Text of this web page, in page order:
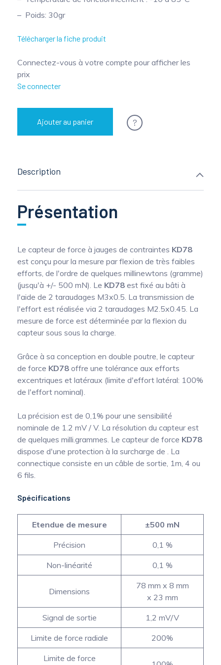
Poids: 30gr
Télécharger la fiche produit
Connectez-vous à votre compte pour afficher les
prix
Se connecter
Ajouter au panier ?
Description
Présentation
Le capteur de force à jauges de contraintes KD78
est conçu pour la mesure par flexion de très faibles
efforts, de l'ordre de quelques millinewtons (gramme)
(jusqu'à +/- 500 mN). Le KD78 est fixé au bâti à
l'aide de 2 taraudages M3x0.5. La transmission de
l'effort est réalisée via 2 taraudages M2.5x0.45. La
mesure de force est déterminée par la flexion du
capteur sous sous la charge.
Grâce à sa conception en double poutre, le capteur
de force KD78 offre une tolérance aux efforts
excentriques et latéraux (limite d'effort latéral: 100%
de l'effort nominal).
La précision est de 0,1% pour une sensibilité
nominale de 1.2 mV / V. La résolution du capteur est
de quelques milli.grammes. Le capteur de force KD78
dispose d'une protection à la surcharge de . La
connectique consiste en un câble de sortie, 1m, 4 ou
6 fils.
Spécifications
Etendue de mesure ±500 mN
Précision 0,1 %
Non-linéarité 0,1 %
Dimensions
78 mm x 8 mm
x 23 mm
Signal de sortie 1,2 mV/V
Limite de force radiale 200%
Limite de force